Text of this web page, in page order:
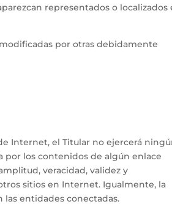
representados o localizados
por otras debidamente
Internet, el Titular no ejercerá
por los contenidos de algún enlace
veracidad, validez y
sitios en Internet. Igualmente, la
entidades conectadas.